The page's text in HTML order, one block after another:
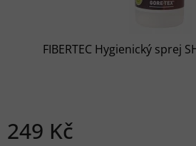
FIBERTEC Hygienický sprej
249 Kč